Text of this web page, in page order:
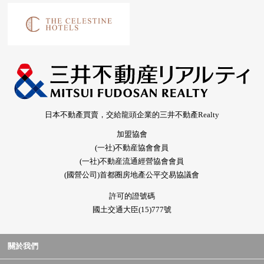
日本不動產買賣，交給龍頭企業的三井不動產Realty
加盟協會
(一社)不動産協會會員
(一社)不動産流通經營協會會員
(國營公司)首都圈房地產公平交易協議會
許可的證號碼
國土交通大臣(15)777號
關於我們